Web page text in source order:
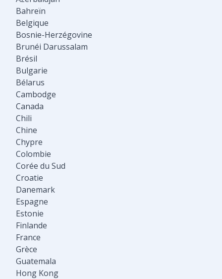
Bahreïn
Belgique
Bosnie-Herzégovine
Brunéi Darussalam
Brésil
Bulgarie
Bélarus
Cambodge
Canada
Chili
Chine
Chypre
Colombie
Corée du Sud
Croatie
Danemark
Espagne
Estonie
Finlande
France
Grèce
Guatemala
Hong Kong